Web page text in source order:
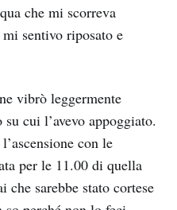
che mi scorreva
sentivo riposato e
vibrò leggermente
cui l’avevo appoggiato.
con le
per le 11.00 di quella
che sarebbe stato cortese